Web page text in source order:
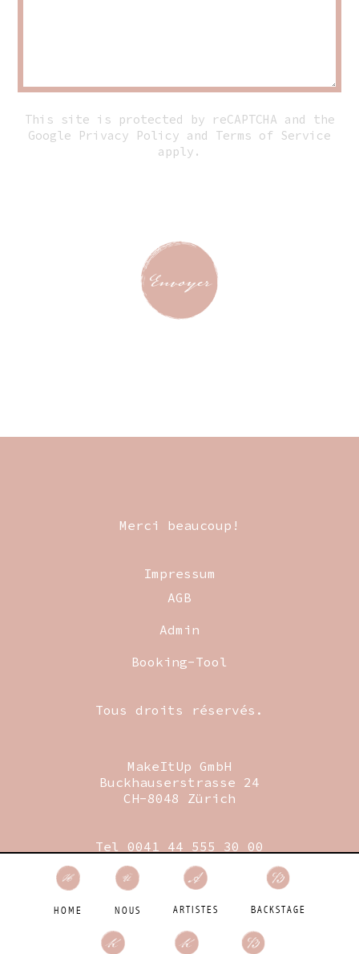
HOME NOUS ARTISTES BACKSTAGE
This site is protected by reCAPTCHA and the
Google
Privacy Policy and Terms of Service
apply.
Merci beaucoup!
Impressum
AGB
Admin
Booking-Tool
Tous droits réservés.
MakeItUp GmbH
Buckhauserstrasse 24
CH-8048 Zürich
Tel 0041 44 555 30 00
Fax 0041 44 555 30 09
Mail booking@makeitup.ch
Designed by Birdie GmbH